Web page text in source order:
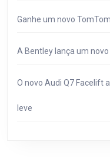
Ganhe um novo
A Bentley lança um
O novo Audi Q7 Facelift
leve